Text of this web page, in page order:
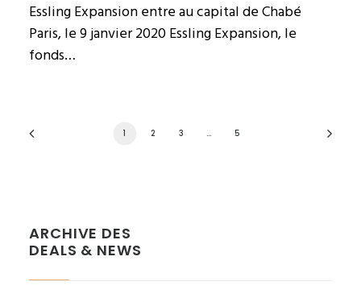
Essling Expansion entre au capital de Chabé
Paris, le 9 janvier 2020 Essling Expansion, le
fonds…
1 2 3 … 5
ARCHIVE DES
DEALS & NEWS